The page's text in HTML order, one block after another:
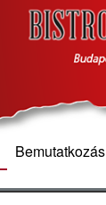
Bemutatkozás